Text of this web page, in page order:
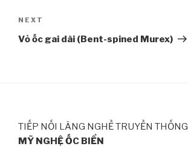
Next
Post
NEXT
Vỏ ốc gai dài (Bent-spined Murex)
TIẾP NỐI LÀNG NGHỀ TRUYỀN THỐNG
MỸ NGHỆ ỐC BIỂN